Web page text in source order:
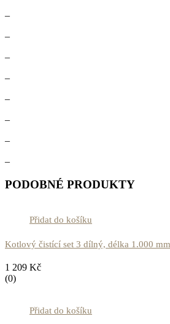
–
–
–
–
–
–
–
–
PODOBNÉ PRODUKTY
Přidat do košíku
Kotlový čistící set 3 dílný, délka 1.000 mm
1 209 Kč
(0)
Přidat do košíku